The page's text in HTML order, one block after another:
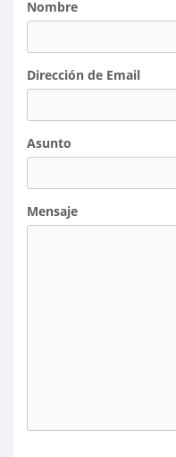
Nombre
Dirección de Email
Asunto
Mensaje